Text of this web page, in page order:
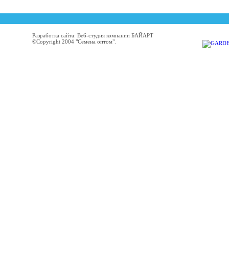
Разработка сайта: Веб-студия компании БАЙАРТ
©Copyright 2004 "Семена оптом".